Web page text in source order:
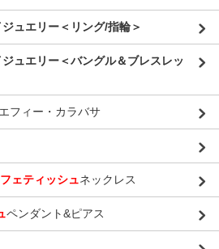
ュエリー＜リング/指輪＞
ュエリー＜バングル＆ブレスレッ
エフィー・カラバサ
ェティッシュネックレス
ペンダント&ピアス